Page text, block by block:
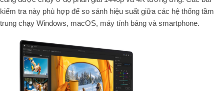
kiểm tra này phù hợp để so sánh hiệu suất giữa các hệ thống tầm
trung chạy Windows, macOS, máy tính bảng và smartphone.